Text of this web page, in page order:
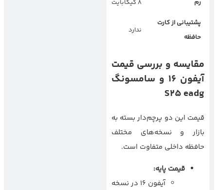
رم ۸ گیگابایت
پشتیبانی از کارت
حافظه
ندارد
مقایسه و بررسی قیمت
آیفون ۱۶ و سامسونگ
S25 eadg
قیمت این دو پرچم‌دار بسته به
بازار و نسخه‌های مختلف
حافظه داخلی متفاوت است.
قیمت پایه:
آیفون ۱۶ در نسخه